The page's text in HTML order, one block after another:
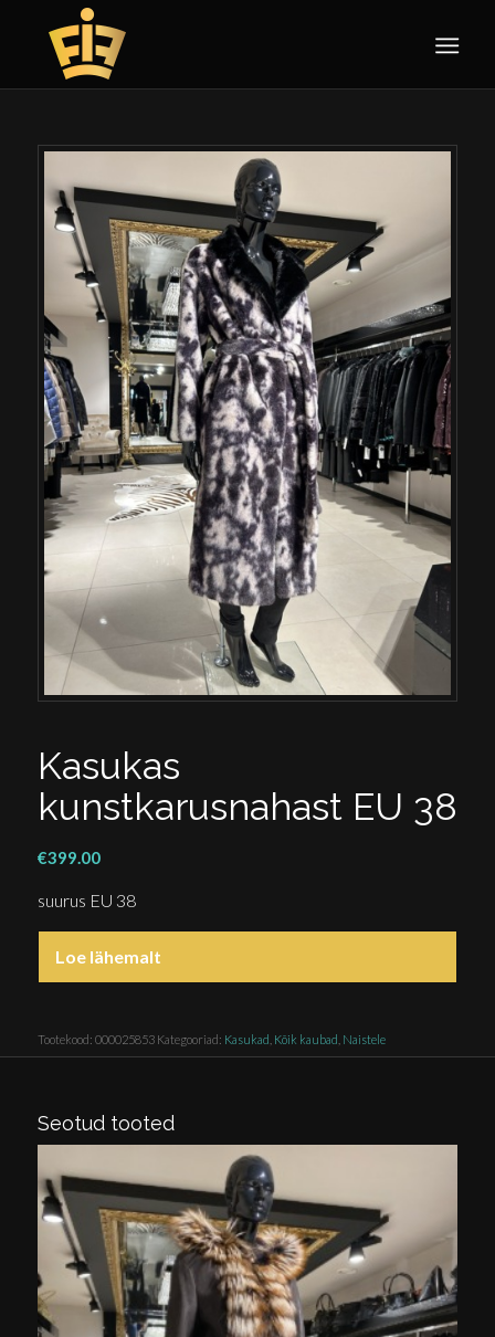
Kasukas
kunstkarusnahast EU 38
€399.00
suurus EU 38
Loe lähemalt
Tootekood: 000025853 Kategooriad: Kasukad Kõik kaubad Naistele
Seotud tooted